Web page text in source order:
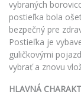
vybraných
postieľka bola
bezpečný pre
Postieľka je
guličkovými
vybrať a znovu
HLAVNÁ